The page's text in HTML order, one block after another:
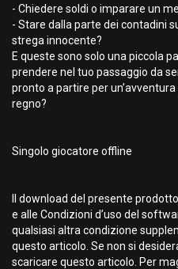
- Chiedere soldi o imparare un
- Stare dalla parte dei contadini
strega innocente?
E queste sono solo una piccola
prendere nel tuo passaggio da
pronto a partire per
regno?
Singolo giocatore offline
Il download del presente
e alle Condizioni d’uso del
qualsiasi altra condizione
questo articolo. Se non si
scaricare questo articolo. Per